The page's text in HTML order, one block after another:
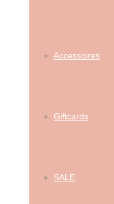
Accessoires
Giftcards
SALE